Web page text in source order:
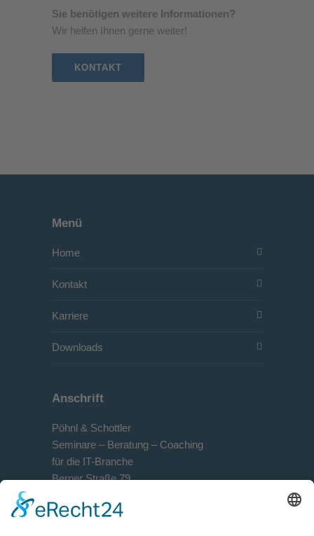
Sie benötigen weitere Informationen?
Wir helfen Ihnen gerne weiter!
KONTAKT
Menü
Home
Kontakt
Karriere
Downloads
Anschrift
Pöhnl & Schottler
Seminare – Beratung – Coaching
für die IT-Branche
Berner Straße 79